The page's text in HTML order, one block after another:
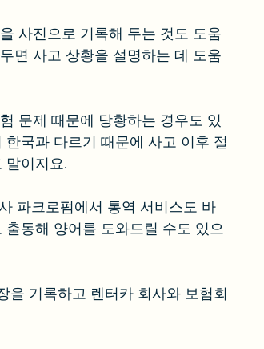
사진으로 기록해 두는 것도 도움
면 사고 상황을 설명하는 데 도움
문제 때문에 당황하는 경우도 있
국과 다르기 때문에 사고 이후 절
말이지요.
파크로펌에서 통역 서비스도 바
동해 양어를 도와드릴 수도 있으
을 기록하고 렌터카 회사와 보험회